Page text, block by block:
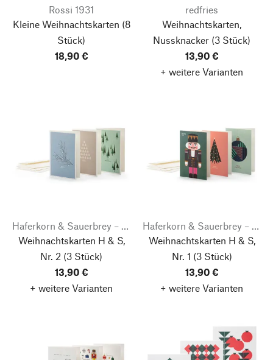
Rossi 1931
Kleine Weihnachtskarten (8
Stück)
18,90 €
redfries
Weihnachtskarten,
Nussknacker (3 Stück)
13,90 €
+ weitere Varianten
Haferkorn & Sauerbrey – fine graphic goods
Weihnachtskarten H & S,
Nr. 2 (3 Stück)
13,90 €
+ weitere Varianten
Haferkorn & Sauerbrey – fine graphic goods
Weihnachtskarten H & S,
Nr. 1 (3 Stück)
13,90 €
+ weitere Varianten